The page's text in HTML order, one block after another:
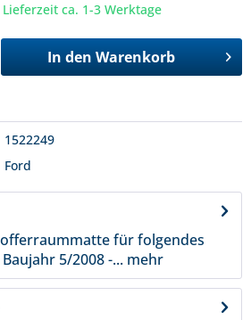
ca. 1-3 Werktage
In den Warenkorb
1522249
Ford
für folgendes
5/2008 -... mehr